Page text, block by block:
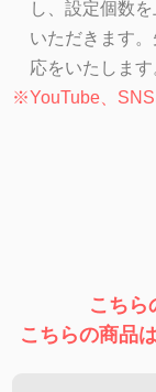
し、設定個数
いただきます
応をいたします
※YouTube、
こちら
こちらの商品